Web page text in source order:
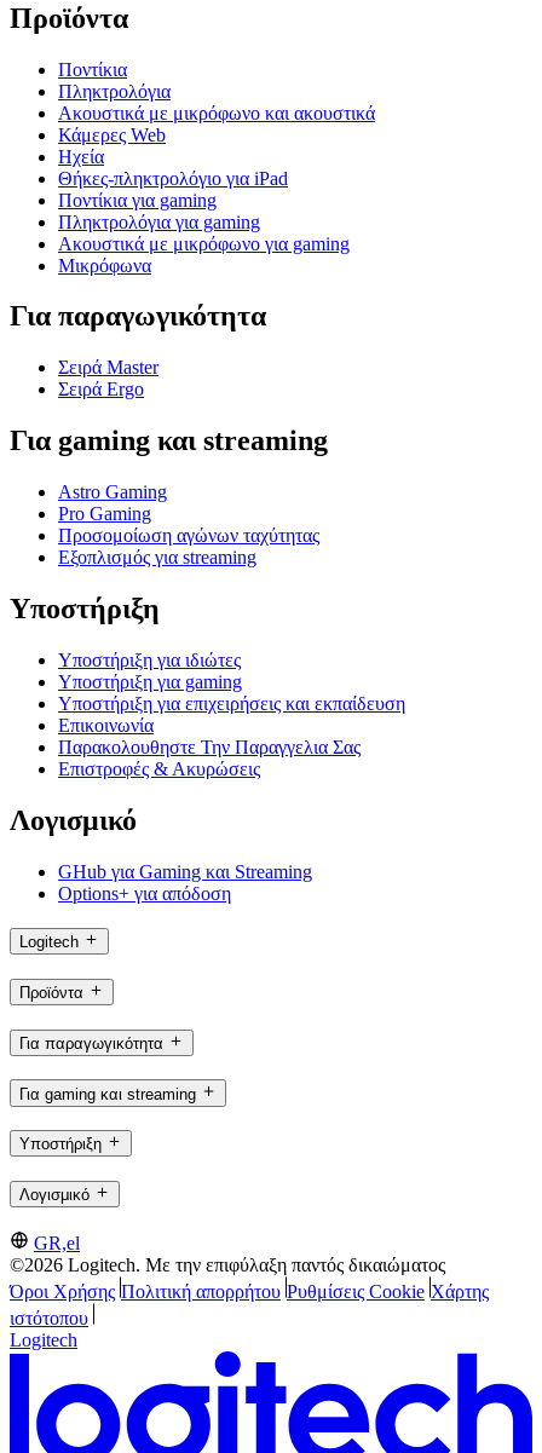
Προϊόντα
Ποντίκια
Πληκτρολόγια
Ακουστικά με μικρόφωνο και ακουστικά
Κάμερες Web
Ηχεία
Θήκες-πληκτρολόγιο για iPad
Ποντίκια για gaming
Πληκτρολόγια για gaming
Ακουστικά με μικρόφωνο για gaming
Μικρόφωνα
Για παραγωγικότητα
Σειρά Master
Σειρά Ergo
Για gaming και streaming
Astro Gaming
Pro Gaming
Προσομοίωση αγώνων ταχύτητας
Εξοπλισμός για streaming
Υποστήριξη
Υποστήριξη για ιδιώτες
Υποστήριξη για gaming
Υποστήριξη για επιχειρήσεις και εκπαίδευση
Επικοινωνία
Παρακολουθηστε Την Παραγγελια Σας
Επιστροφές & Ακυρώσεις
Λογισμικό
GHub για Gaming και Streaming
Options+ για απόδοση
Logitech
Προϊόντα
Για παραγωγικότητα
Για gaming και streaming
Υποστήριξη
Λογισμικό
GR,el
©2026 Logitech. Με την επιφύλαξη παντός δικαιώματος
Όροι Χρήσης Πολιτική απορρήτου Ρυθμίσεις Cookie Χάρτης
ιστότοπου
Logitech